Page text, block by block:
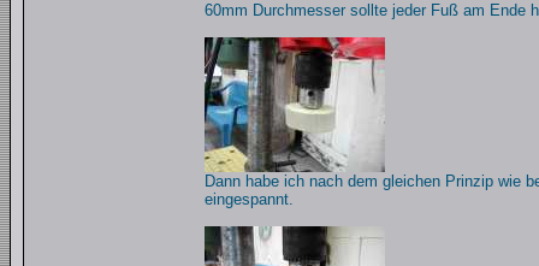
60mm Durchmesser sollte jeder Fuß am Ende
Dann habe ich nach dem gleichen Prinzip wie
eingespannt.